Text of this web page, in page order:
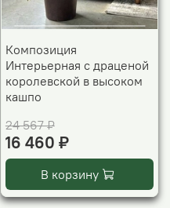
Композиция
Интерьерная с драценой
королевской в высоком
кашпо
24 567 ₽
16 460 ₽
В корзину